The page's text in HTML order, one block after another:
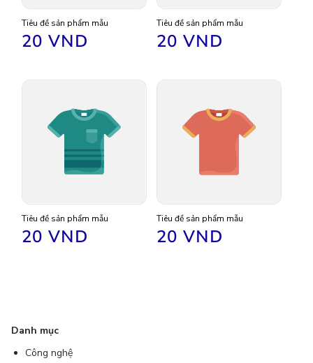
Tiêu đề sản phẩm mẫu
Giá
thường
20 VND
Tiêu đề sản phẩm mẫu
Giá
thường
20 VND
Tiêu đề sản phẩm mẫu
Giá
20 VND
Tiêu đề sản phẩm mẫu
Giá
20 VND
Danh mục
Công nghệ